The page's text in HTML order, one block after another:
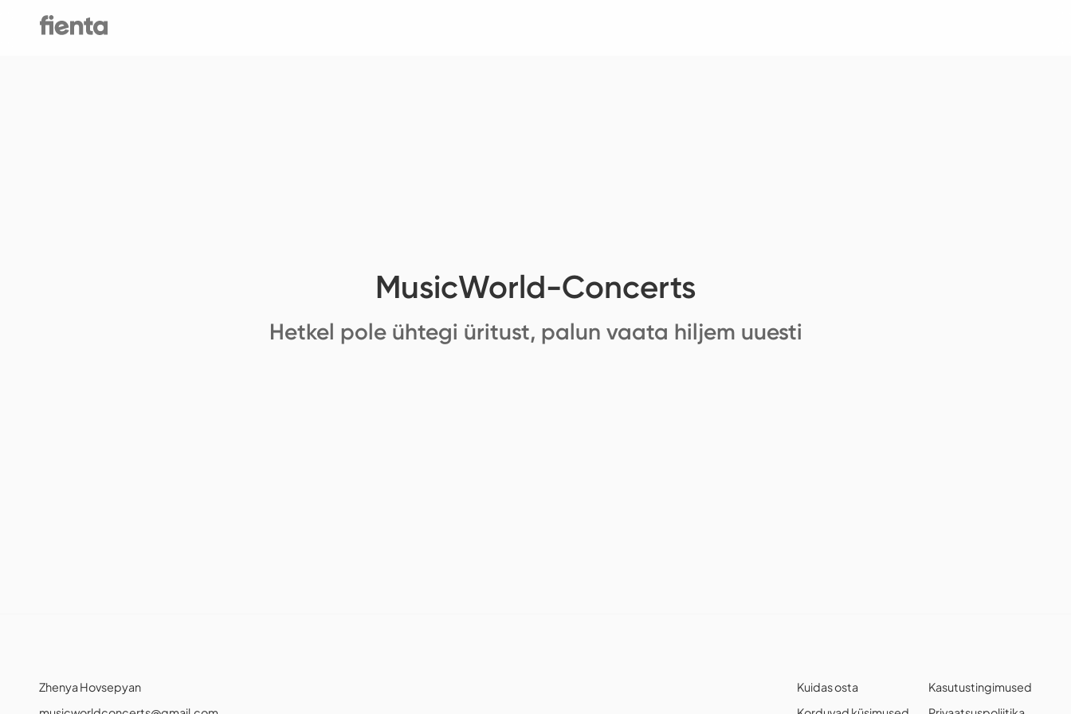
MusicWorld-Concerts
Hetkel pole ühtegi üritust, palun vaata hiljem uuesti
Zhenya Hovsepyan
Kuidas osta
Kasutustingimused